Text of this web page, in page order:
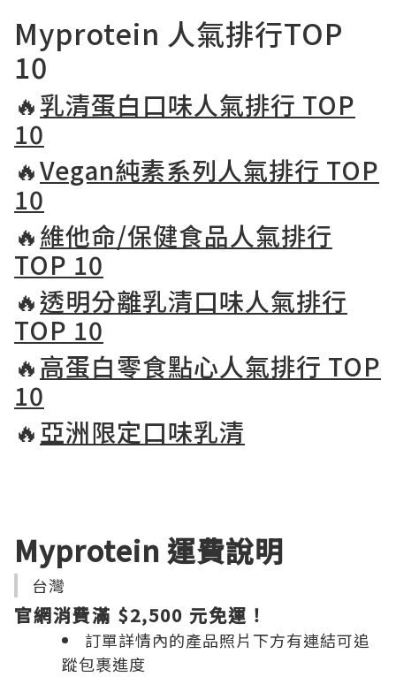
Myprotein 人氣排行TOP
10
🔥乳清蛋白口味人氣排行 TOP
10
🔥Vegan純素系列人氣排行 TOP
10
🔥維他命/保健食品人氣排行
TOP 10
🔥透明分離乳清口味人氣排行
TOP 10
🔥高蛋白零食點心人氣排行 TOP
10
🔥亞洲限定口味乳清
Myprotein 運費說明
台灣
官網消費滿 $2,500 元免運！
訂單詳情內的產品照片下方有連結可追
蹤包裹進度